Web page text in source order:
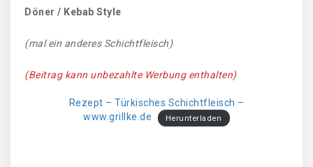
Döner / Kebab Style
(mal ein anderes Schichtfleisch)
(Beitrag kann unbezahlte Werbung enthalten)
Rezept – Türkisches Schichtfleisch –
www.grillke.de
Herunterladen